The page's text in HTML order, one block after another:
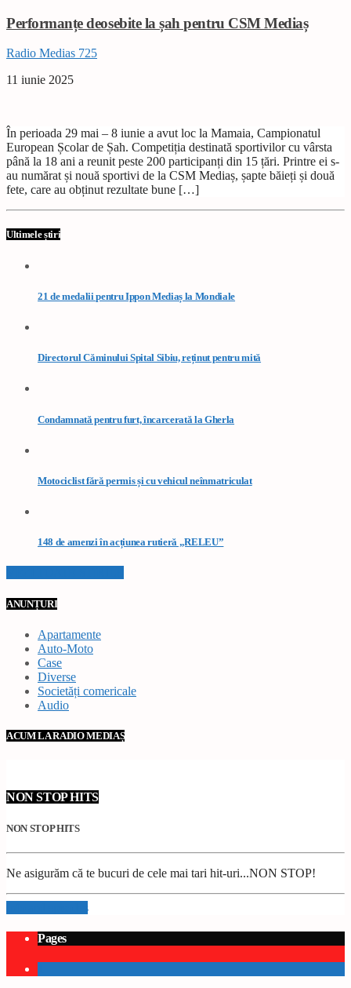
Performanțe deosebite la șah pentru CSM Mediaș
Radio Medias 725
11 iunie 2025
În perioada 29 mai – 8 iunie a avut loc la Mamaia, Campionatul
European Școlar de Șah. Competiția destinată sportivilor cu vârsta
până la 18 ani a reunit peste 200 participanți din 15 țări. Printre ei s-
au numărat și nouă sportivi de la CSM Mediaș, șapte băieți și două
fete, care au obținut rezultate bune […]
Ultimele știri
21 de medalii pentru Ippon Mediaș la Mondiale
Directorul Căminului Spital Sibiu, reținut pentru mită
Condamnată pentru furt, încarcerată la Gherla
Motociclist fără permis și cu vehicul neînmatriculat
148 de amenzi în acțiunea rutieră „RELEU”
ANUNȚURI
Apartamente
Auto-Moto
Case
Diverse
Societăți comericale
Audio
ACUM LA RADIO MEDIAȘ
NON STOP HITS
NON STOP HITS
Ne asigurăm că te bucuri de cele mai tari hit-uri...NON STOP!
Info and episodes
Pages